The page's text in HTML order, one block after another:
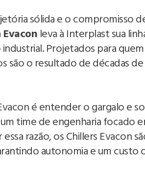
sólida e o compromisso
Evacon leva à Interplast sua
Projetados para
são o resultado de décadas
é entender o gargalo e
time de engenharia focado
essa razão, os Chillers Evacon
autonomia e um custo